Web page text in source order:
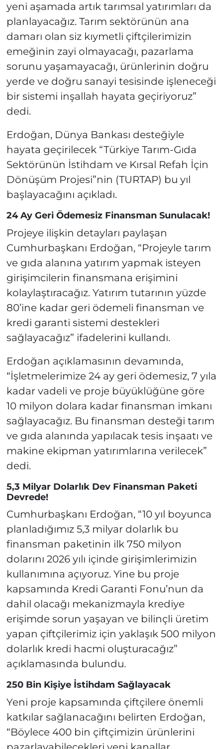
yeni aşamada artık tarımsal yatırımları da
planlayacağız. Tarım sektörünün ana
damarı olan siz kıymetli çiftçilerimizin
emeğinin zayi olmayacağı, pazarlama
sorunu yaşamayacağı, ürünlerinin doğru
yerde ve doğru sanayi tesisinde işleneceği
bir sistemi inşallah hayata geçiriyoruz”
dedi.
Erdoğan, Dünya Bankası desteğiyle
hayata geçirilecek “Türkiye Tarım-Gıda
Sektörünün İstihdam ve Kırsal Refah İçin
Dönüşüm Projesi”nin (TURTAP) bu yıl
başlayacağını açıkladı.
24 Ay Geri Ödemesiz Finansman Sunulacak!
Projeye ilişkin detayları paylaşan
Cumhurbaşkanı Erdoğan, “Projeyle tarım
ve gıda alanına yatırım yapmak isteyen
girişimcilerin finansmana erişimini
kolaylaştıracağız. Yatırım tutarının yüzde
80’ine kadar geri ödemeli finansman ve
kredi garanti sistemi destekleri
sağlayacağız” ifadelerini kullandı.
Erdoğan açıklamasının devamında,
“İşletmelerimize 24 ay geri ödemesiz, 7 yıla
kadar vadeli ve proje büyüklüğüne göre
10 milyon dolara kadar finansman imkanı
sağlayacağız. Bu finansman desteği tarım
ve gıda alanında yapılacak tesis inşaatı ve
makine ekipman yatırımlarına verilecek”
dedi.
5,3 Milyar Dolarlık Dev Finansman Paketi
Devrede!
Cumhurbaşkanı Erdoğan, “10 yıl boyunca
planladığımız 5,3 milyar dolarlık bu
finansman paketinin ilk 750 milyon
dolarını 2026 yılı içinde girişimlerimizin
kullanımına açıyoruz. Yine bu proje
kapsamında Kredi Garanti Fonu’nun da
dahil olacağı mekanizmayla krediye
erişimde sorun yaşayan ve bilinçli üretim
yapan çiftçilerimiz için yaklaşık 500 milyon
dolarlık kredi hacmi oluşturacağız”
açıklamasında bulundu.
250 Bin Kişiye İstihdam Sağlayacak
Yeni proje kapsamında çiftçilere önemli
katkılar sağlanacağını belirten Erdoğan,
“Böylece 400 bin çiftçimizin ürünlerini